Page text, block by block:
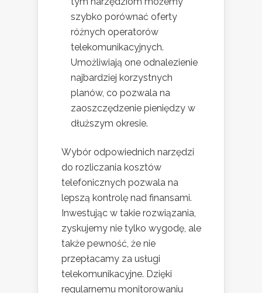
szybko porównać oferty
różnych operatorów
telekomunikacyjnych.
Umożliwiają one odnalezienie
najbardziej korzystnych
planów, co pozwala na
zaoszczędzenie pieniędzy w
dłuższym okresie.
Wybór odpowiednich narzędzi
do rozliczania kosztów
telefonicznych pozwala na
lepszą kontrolę nad finansami.
Inwestując w takie rozwiązania,
zyskujemy nie tylko wygodę, ale
także pewność, że nie
przepłacamy za usługi
telekomunikacyjne. Dzięki
regularnemu monitorowaniu